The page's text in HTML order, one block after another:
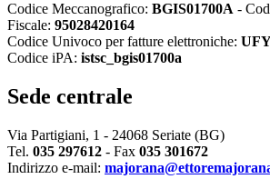
Codice Meccanografico: BGIS01700A -
Fiscale: 95028420164
Codice Univoco per fatture elettroniche:
Codice iPA: istsc_bgis01700a
Sede centrale
Via Partigiani, 1 - 24068 Seriate (BG)
Tel. 035 297612 - Fax 035 301672
Indirizzo e-mail: